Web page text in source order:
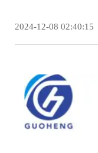
2024-12-08 02:40:15